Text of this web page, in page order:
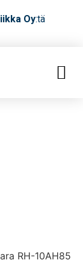
Oy:tä
RH-10AH85